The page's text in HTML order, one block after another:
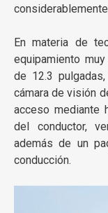
En materia de
equipamiento
de 12.3
cámara de visión
acceso mediante
del conductor,
además de un
conducción.